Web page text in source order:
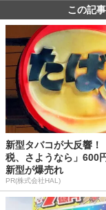
この記
新型タバコが大反響！
税、さようなら」600
新型が爆売れ
PR(株式会社HAL)